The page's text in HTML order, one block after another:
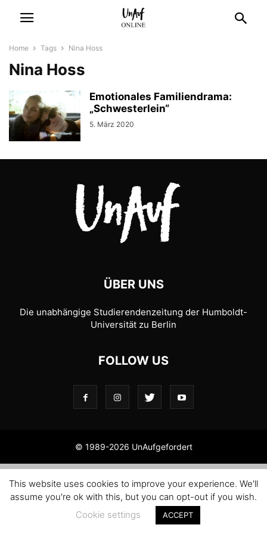
Home Tags Nina Hoss
Nina Hoss
Emotionales Familiendrama:
„Schwesterlein“
5. März 2020
ÜBER UNS
Die unabhängige Studierendenzeitung der Humboldt-
Universität zu Berlin
FOLLOW US
© 1989-2026 UnAufgefordert
This website uses cookies to improve your experience. We'll
assume you're ok with this, but you can opt-out if you wish.
Cookie settings
ACCEPT